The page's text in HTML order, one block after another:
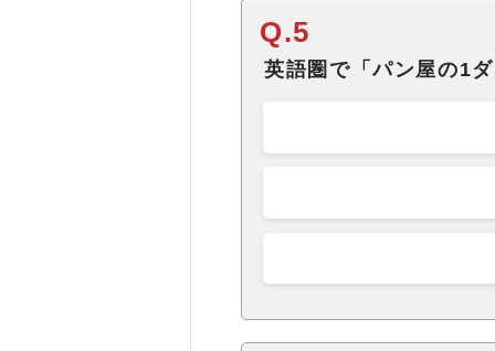
Q.5
英語圏で「パン屋の1